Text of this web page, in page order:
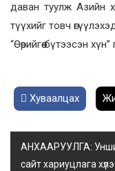
даван туулж Азийн
түүхийг товч
“Өөрийгөө бүтээсэн
Хуваалцах
АНХААРУУЛГА:
сайт хариуцлага